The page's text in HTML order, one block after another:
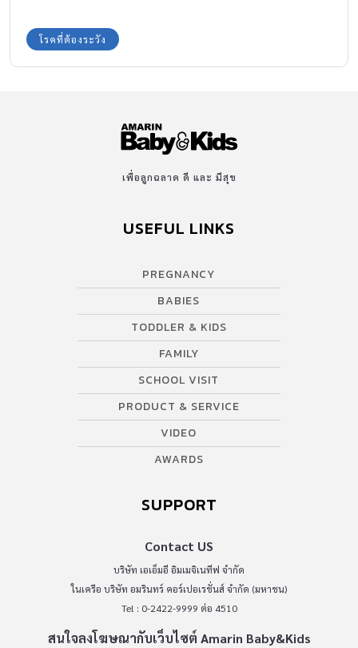
โรคที่ต้องระวัง
เพื่อลูกฉลาด ดี และ มีสุข
USEFUL LINKS
PREGNANCY
BABIES
TODDLER & KIDS
FAMILY
SCHOOL VISIT
PRODUCT & SERVICE
VIDEO
AWARDS
SUPPORT
Contact US
บริษัท เอเอ็มอี อิมเมจิเนทีฟ จำกัด
ในเครือ บริษัท อมรินทร์ คอร์เปอเรชั่นส์ จำกัด (มหาชน)
Tel : 0-2422-9999 ต่อ 4510
สนใจลงโฆษณากับเว็บไซต์ Amarin Baby&Kids